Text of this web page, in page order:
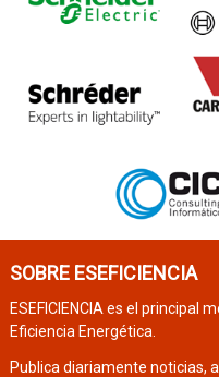
SOBRE ESEFICIENCIA
ESEFICIENCIA es el principal
Eficiencia Energética.
Publica diariamente noticias,